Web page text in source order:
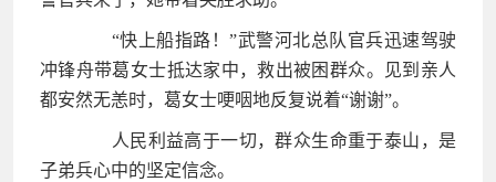
“快上船指路！”武警河北总队官兵迅速驾驶
冲锋舟带葛女士抵达家中，救出被困群众。见到亲人
都安然无恙时，葛女士哽咽地反复说着“谢谢”。
人民利益高于一切，群众生命重于泰山，是
子弟兵心中的坚定信念。